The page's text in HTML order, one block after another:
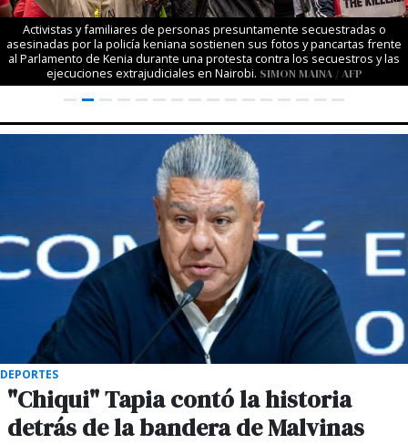
Activistas y familiares de personas presuntamente secuestradas o
asesinadas por la policía keniana sostienen sus fotos y pancartas frente
al Parlamento de Kenia durante una protesta contra los secuestros y las
ejecuciones extrajudiciales en Nairobi. SIMON MAINA / AFP
DEPORTES
"Chiqui" Tapia contó la historia
detrás de la bandera de Malvinas